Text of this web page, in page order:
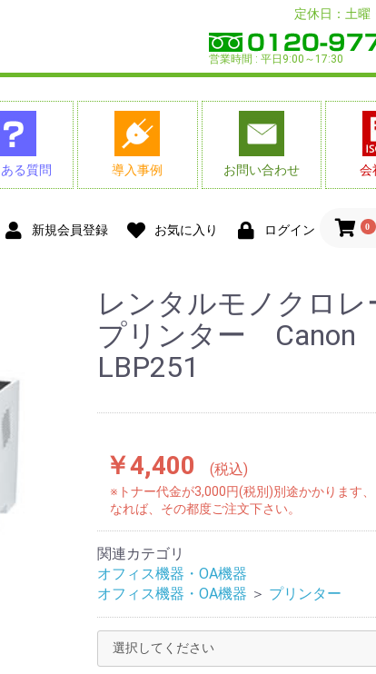
定休日：土曜
営業時間 : 平日9:00～17:30
る質問 導入事例 お問い合わせ 会
新規会員登録 お気に入り ログイン 0
レンタルモノクロレ
プリンター Canon
LBP251
￥4,400 (税込)
※トナー代金が3,000円(税別)別途かかります、
なれば、その都度ご注文下さい。
関連カテゴリ
オフィス機器・OA機器
オフィス機器・OA機器 ＞ プリンター